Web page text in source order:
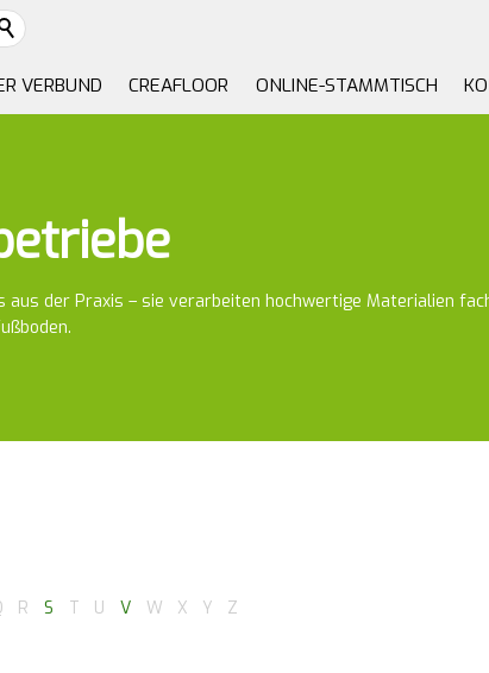
VERBUND CREAFLOOR ONLINE-STAMMTISCH
der Praxis – sie verarbeiten hochwertige Materialien
R S T U V W X Y
Z